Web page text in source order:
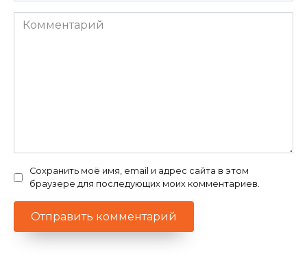
Комментарий
Сохранить моё имя, email и адрес сайта в этом
браузере для последующих моих комментариев.